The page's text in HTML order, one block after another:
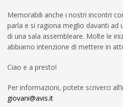
Memorabili anche i nostri incontri
parla e si ragiona meglio davanti ad
di una sala assembleare. Molte le
abbiamo intenzione di mettere in
Ciao e a presto!
Per informazioni, potete scriverci
giovani@avis.it